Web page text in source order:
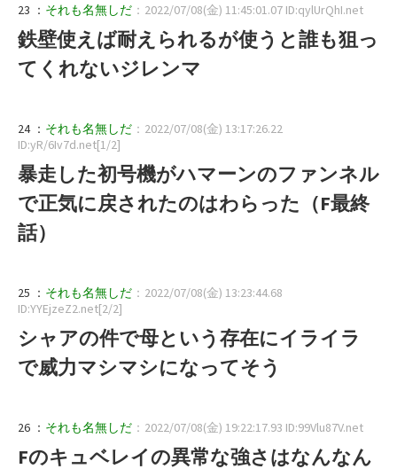
23 ： それも名無しだ ：2022/07/08(金) 11:45:01.07 ID:qylUrQhI.net
鉄壁使えば耐えられるが使うと誰も狙っ
てくれないジレンマ
24 ： それも名無しだ ：2022/07/08(金) 13:17:26.22
ID:yR/6Iv7d.net[1/2]
暴走した初号機がハマーンのファンネル
で正気に戻されたのはわらった（F最終
話）
25 ： それも名無しだ ：2022/07/08(金) 13:23:44.68
ID:YYEjzeZ2.net[2/2]
シャアの件で母という存在にイライラ
で威力マシマシになってそう
26 ： それも名無しだ ：2022/07/08(金) 19:22:17.93 ID:99Vlu87V.net
Fのキュベレイの異常な強さはなんなん